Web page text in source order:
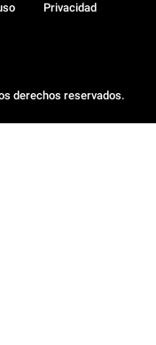
derechos reservados.
Privacidad